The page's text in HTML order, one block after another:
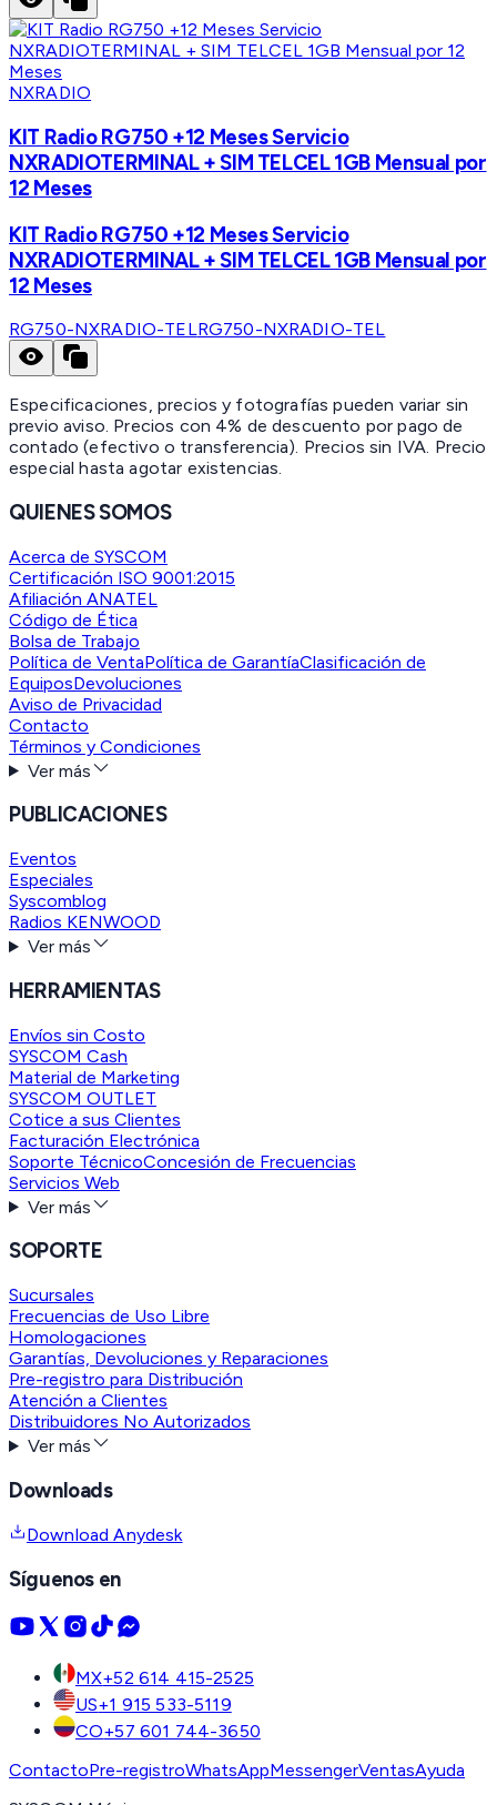
NXRADIO
KIT Radio RG750 +12 Meses Servicio
NXRADIOTERMINAL + SIM TELCEL 1GB Mensual por
12 Meses
KIT Radio RG750 +12 Meses Servicio
NXRADIOTERMINAL + SIM TELCEL 1GB Mensual por
12 Meses
RG750-NXRADIO-TELRG750-NXRADIO-TEL
Especificaciones, precios y fotografías pueden variar sin
previo aviso. Precios con 4% de descuento por pago de
contado (efectivo o transferencia). Precios sin IVA. Precio
especial hasta agotar existencias.
QUIENES SOMOS
Acerca de SYSCOM
Certificación ISO 9001:2015
Afiliación ANATEL
Código de Ética
Bolsa de Trabajo
Política de VentaPolítica de GarantíaClasificación de
EquiposDevoluciones
Aviso de Privacidad
Contacto
Términos y Condiciones
Ver más
PUBLICACIONES
Eventos
Especiales
Syscomblog
Radios KENWOOD
Ver más
HERRAMIENTAS
Envíos sin Costo
SYSCOM Cash
Material de Marketing
SYSCOM OUTLET
Cotice a sus Clientes
Facturación Electrónica
Soporte TécnicoConcesión de Frecuencias
Servicios Web
Ver más
SOPORTE
Sucursales
Frecuencias de Uso Libre
Homologaciones
Garantías, Devoluciones y Reparaciones
Pre-registro para Distribución
Atención a Clientes
Distribuidores No Autorizados
Ver más
Downloads
Download Anydesk
Síguenos en
MX+52 614 415-2525
US+1 915 533-5119
CO+57 601 744-3650
ContactoPre-registroWhatsAppMessengerVentasAyuda